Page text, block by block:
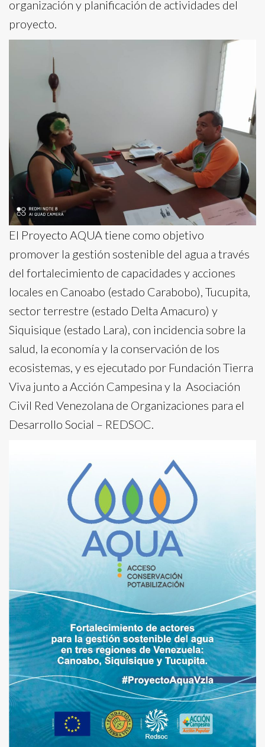
organización y planificación de actividades del
proyecto.
El Proyecto AQUA tiene como objetivo
promover la gestión sostenible del agua a través
del fortalecimiento de capacidades y acciones
locales en Canoabo (estado Carabobo), Tucupita,
sector terrestre (estado Delta Amacuro) y
Siquisique (estado Lara), con incidencia sobre la
salud, la economía y la conservación de los
ecosistemas, y es ejecutado por Fundación Tierra
Viva junto a Acción Campesina y la Asociación
Civil Red Venezolana de Organizaciones para el
Desarrollo Social – REDSOC.